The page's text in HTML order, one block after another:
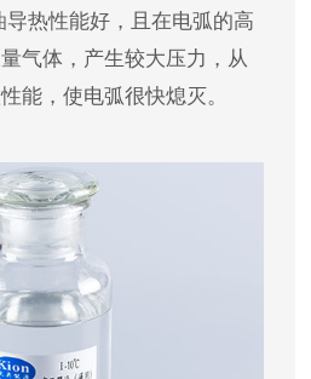
导热性能好，且在电弧的高
气体，产生较大压力，从
能，使电弧很快熄灭。